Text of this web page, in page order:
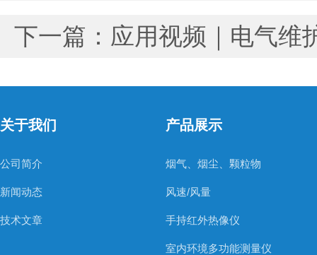
下一篇： 应用视频｜电气维
关于我们
公司简介
新闻动态
技术文章
产品展示
烟气、烟尘、颗粒物
风速/风量
手持红外热像仪
室内环境多功能测量仪